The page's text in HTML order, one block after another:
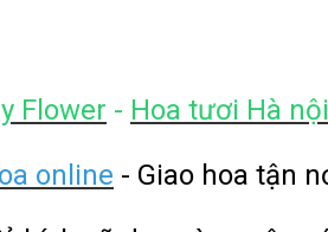
Flower - Hoa tươi Hà nội
online - Giao hoa tận